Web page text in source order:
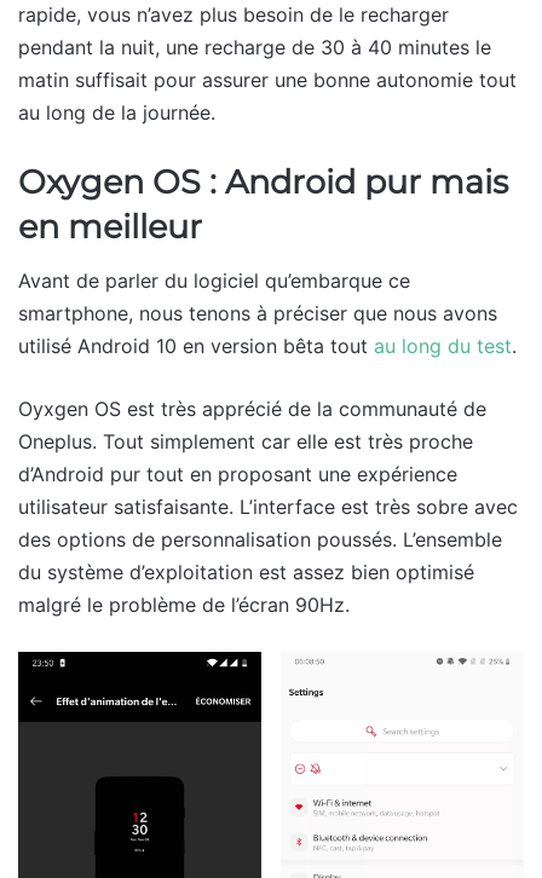
rapide, vous n’avez plus besoin de le recharger
pendant la nuit, une recharge de 30 à 40 minutes le
matin suffisait pour assurer une bonne autonomie tout
au long de la journée.
Oxygen OS : Android pur mais
en meilleur
Avant de parler du logiciel qu’embarque ce
smartphone, nous tenons à préciser que nous avons
utilisé Android 10 en version bêta tout au long du test.
Oyxgen OS est très apprécié de la communauté de
Oneplus. Tout simplement car elle est très proche
d’Android pur tout en proposant une expérience
utilisateur satisfaisante. L’interface est très sobre avec
des options de personnalisation poussés. L’ensemble
du système d’exploitation est assez bien optimisé
malgré le problème de l’écran 90Hz.